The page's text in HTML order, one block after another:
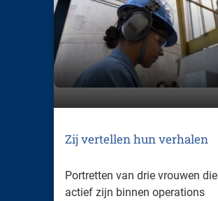
Zij vertellen hun verhalen
Portretten van drie vrouwen die
actief zijn binnen operations